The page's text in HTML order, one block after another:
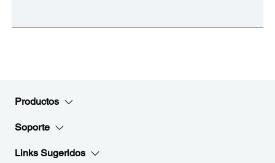
Productos
Soporte
Links Sugeridos